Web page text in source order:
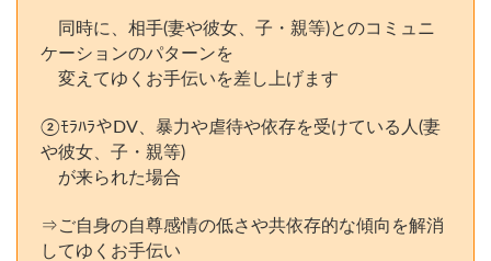
同時に、相手(妻や彼女、子・親等)とのコミュニ
ケーションのパターンを
変えてゆくお手伝いを差し上げます
②ﾓﾗﾊﾗやDV、暴力や虐待や依存を受けている人(妻
や彼女、子・親等)
が来られた場合
⇒ご自身の自尊感情の低さや共依存的な傾向を解消
してゆくお手伝い